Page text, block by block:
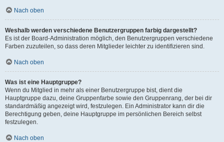
Nach oben
Weshalb werden verschiedene Benutzergruppen farbig dargestellt?
Es ist der Board-Administration möglich, den Benutzergruppen verschiedene
Farben zuzuteilen, so dass deren Mitglieder leichter zu identifizieren sind.
Nach oben
Was ist eine Hauptgruppe?
Wenn du Mitglied in mehr als einer Benutzergruppe bist, dient die
Hauptgruppe dazu, deine Gruppenfarbe sowie den Gruppenrang, der bei dir
standardmäßig angezeigt wird, festzulegen. Ein Administrator kann dir die
Berechtigung geben, deine Hauptgruppe im persönlichen Bereich selbst
festzulegen.
Nach oben